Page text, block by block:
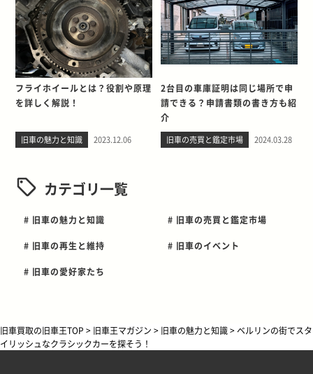
フライホイールとは？役割や原理
を詳しく解説！
旧車の魅力と知識 2023.12.06
2台目の車庫証明は同じ場所で申
請できる？申請書類の書き方も紹
介
旧車の売買と鑑定市場 2024.03.28
カテゴリ一覧
# 旧車の魅力と知識 # 旧車の売買と鑑定市場
# 旧車の再生と維持 # 旧車のイベント
# 旧車の愛好家たち
旧車買取の旧車王TOP > 旧車王マガジン > 旧車の魅力と知識>ベルリンの街でスタ
イリッシュなクラシックカーを探そう！